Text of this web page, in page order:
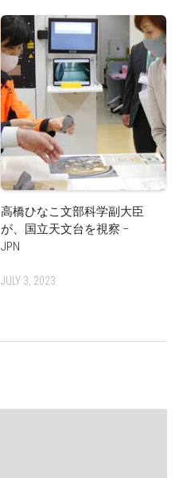
高橋ひなこ文部科学副大臣
が、国立天文台を視察 –
JPN
JULY 3, 2023